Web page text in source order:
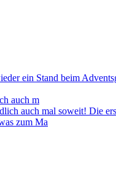
auch m
zum Ma